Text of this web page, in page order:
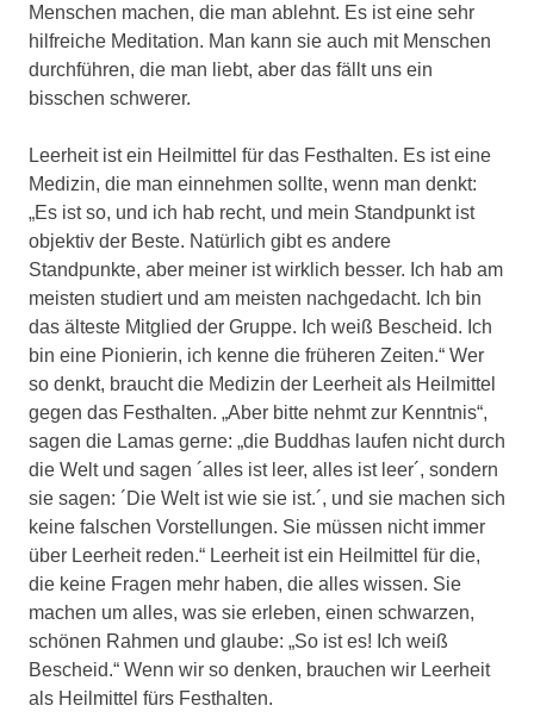
Menschen machen, die man ablehnt. Es ist eine sehr
hilfreiche Meditation. Man kann sie auch mit Menschen
durchführen, die man liebt, aber das fällt uns ein
bisschen schwerer.
Leerheit ist ein Heilmittel für das Festhalten. Es ist eine
Medizin, die man einnehmen sollte, wenn man denkt:
„Es ist so, und ich hab recht, und mein Standpunkt ist
objektiv der Beste. Natürlich gibt es andere
Standpunkte, aber meiner ist wirklich besser. Ich hab am
meisten studiert und am meisten nachgedacht. Ich bin
das älteste Mitglied der Gruppe. Ich weiß Bescheid. Ich
bin eine Pionierin, ich kenne die früheren Zeiten.“ Wer
so denkt, braucht die Medizin der Leerheit als Heilmittel
gegen das Festhalten. „Aber bitte nehmt zur Kenntnis“,
sagen die Lamas gerne: „die Buddhas laufen nicht durch
die Welt und sagen ´alles ist leer, alles ist leer´, sondern
sie sagen: ´Die Welt ist wie sie ist.´, und sie machen sich
keine falschen Vorstellungen. Sie müssen nicht immer
über Leerheit reden.“ Leerheit ist ein Heilmittel für die,
die keine Fragen mehr haben, die alles wissen. Sie
machen um alles, was sie erleben, einen schwarzen,
schönen Rahmen und glaube: „So ist es! Ich weiß
Bescheid.“ Wenn wir so denken, brauchen wir Leerheit
als Heilmittel fürs Festhalten.